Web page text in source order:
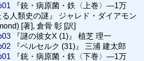
『銃・病原菌・鉄〈上巻〉—1万
人類史の謎』 ジャレド・ダイアモン
[著], 倉骨 彰 [訳]
『謎の彼女X (1)』 植芝 理一
『ベルセルク (31)』 三浦 建太郎
『銃・病原菌・鉄〈下巻〉—1万